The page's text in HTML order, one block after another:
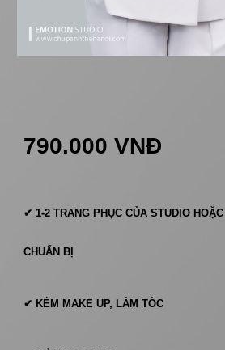
790.000 VNĐ
✔1-2 TRANG PHỤCCỦA STUDIO
CHUẨN BỊ
✔ KÈM MAKE UP, LÀM TÓC